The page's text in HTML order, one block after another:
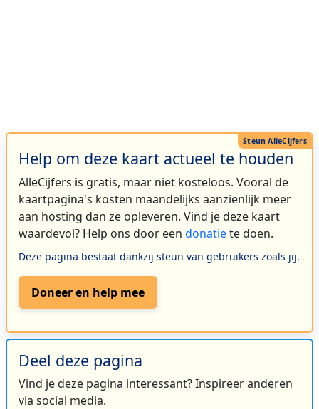
Help om deze kaart actueel te houden
AlleCijfers is gratis, maar niet kosteloos. Vooral de
kaartpagina's kosten maandelijks aanzienlijk meer
aan hosting dan ze opleveren. Vind je deze kaart
waardevol? Help ons door een donatiete doen.
Deze pagina bestaat dankzij steun van gebruikers zoals jij.
Doneer en help mee
Deel deze pagina
Vind je deze pagina interessant? Inspireer anderen
via social media.